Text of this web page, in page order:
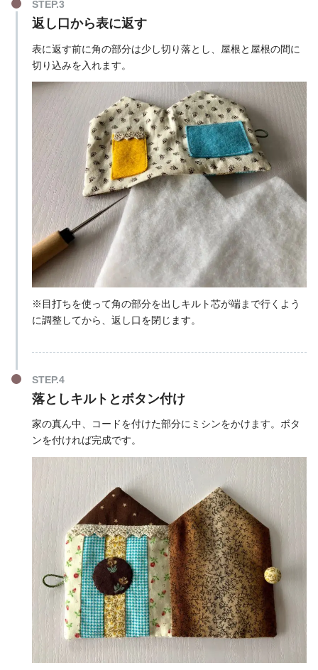
返し口から表に返す
表に返す前に角の部分は少し切り落とし、屋根と屋根の間に
切り込みを入れます。
※目打ちを使って角の部分を出しキルト芯が端まで行くよう
に調整してから、返し口を閉じます。
落としキルトとボタン付け
家の真ん中、コードを付けた部分にミシンをかけます。ボタ
ンを付ければ完成です。